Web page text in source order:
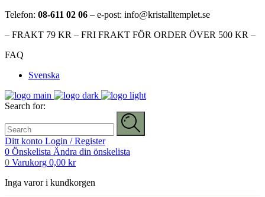
Telefon: 08-611 02 06 – e-post: info@kristalltemplet.se
– FRAKT 79 KR – FRI FRAKT FÖR ORDER ÖVER 500 KR –
FAQ
Svenska
Search for:
Ditt konto Login / Register
0 Önskelista Ändra din önskelista
0 Varukorg 0,00 kr
Inga varor i kundkorgen